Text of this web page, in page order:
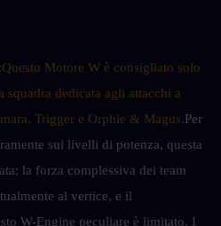
Questo Motore W è consigliato solo
dedicata agli attacchi a
Trigger e Orphie & Magus.Per
sui livelli di potenza, questa
la forza complessiva dei team
al vertice, e il
W-Engine peculiare è limitato. I